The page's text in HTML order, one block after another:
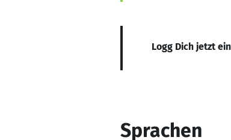
Logg Dich jetzt
Sprachen